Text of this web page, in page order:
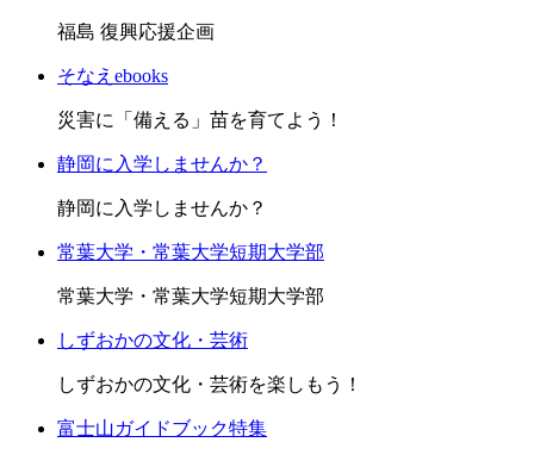
福島 復興応援企画
そなえebooks
災害に「備える」苗を育てよう！
静岡に入学しませんか？
静岡に入学しませんか？
常葉大学・常葉大学短期大学部
常葉大学・常葉大学短期大学部
しずおかの文化・芸術
しずおかの文化・芸術を楽しもう！
富士山ガイドブック特集